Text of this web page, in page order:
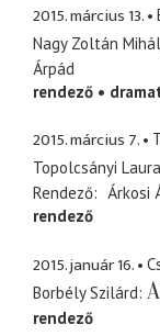
2015. március 13.
Nagy Zoltán
Árpád
rendező
2015. március 7.
Topolcsányi Laura
Rendező
Árkosi
rendező
2015. január 16.
Borbély Szilárd
rendező